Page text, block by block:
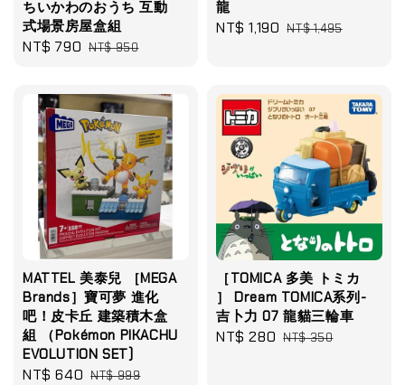
ちいかわのおうち 互動
式場景房屋盒組
Sale
NT$ 790 Regular
NT$ 950
龍
Sale
NT$ 1,190 Regular
NT$ 1,495
MATTEL 美泰兒 ［MEGA
Brands］寶可夢 進化
吧！皮卡丘 建築積木盒
組 （Pokémon PIKACHU
EVOLUTION SET)
Sale
NT$ 640 Regular
NT$ 999
［TOMICA 多美 トミカ
］ Dream TOMICA系列-
吉卜力 07 龍貓三輪車
Sale
NT$ 280 Regular
NT$ 350